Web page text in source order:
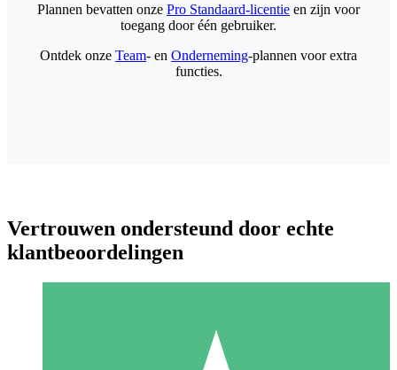
Plannen bevatten onze Pro Standaard-licentie en zijn voor
toegang door één gebruiker.
Ontdek onze Team- en Onderneming-plannen voor extra
functies.
Vertrouwen ondersteund door echte
klantbeoordelingen